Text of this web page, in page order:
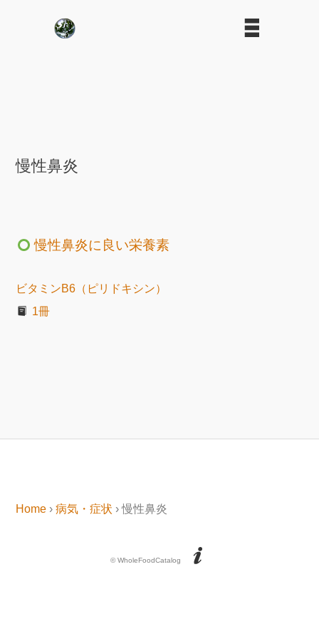
慢性鼻炎
慢性鼻炎に良い栄養素
ビタミンB6（ピリドキシン）
1冊
Home ›病気・症状 › 慢性鼻炎
© WholeFoodCatalog